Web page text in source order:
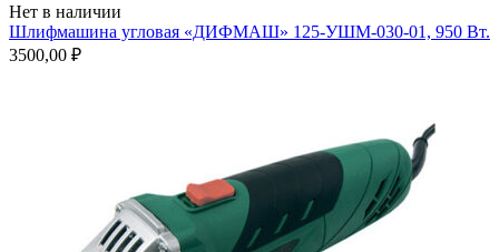
Нет в наличии
Шлифмашина угловая «ДИФМАШ» 125-УШМ-030-01, 950 Вт.
3500,00 ₽